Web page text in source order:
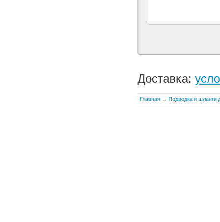
Доставка:
Главная → Подводка и шланги